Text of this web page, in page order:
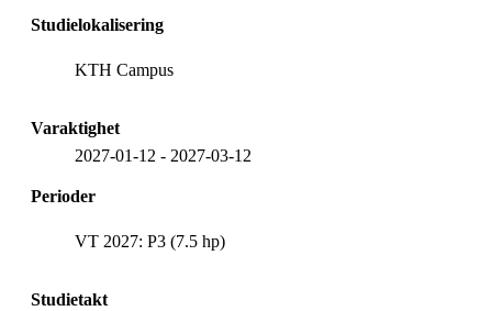
Studielokalisering
KTH Campus
Varaktighet
2027-01-12 - 2027-03-12
Perioder
VT 2027: P3 (7.5 hp)
Studietakt